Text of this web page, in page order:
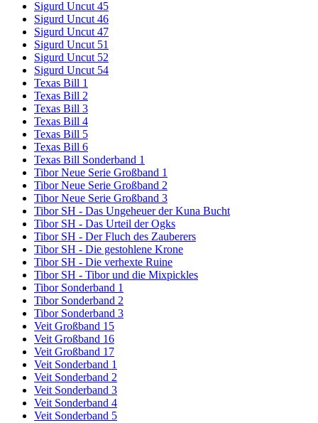
Sigurd Uncut 45
Sigurd Uncut 46
Sigurd Uncut 47
Sigurd Uncut 51
Sigurd Uncut 52
Sigurd Uncut 54
Texas Bill 1
Texas Bill 2
Texas Bill 3
Texas Bill 4
Texas Bill 5
Texas Bill 6
Texas Bill Sonderband 1
Tibor Neue Serie Großband 1
Tibor Neue Serie Großband 2
Tibor Neue Serie Großband 3
Tibor SH - Das Ungeheuer der Kuna Bucht
Tibor SH - Das Urteil der Ogks
Tibor SH - Der Fluch des Zauberers
Tibor SH - Die gestohlene Krone
Tibor SH - Die verhexte Ruine
Tibor SH - Tibor und die Mixpickles
Tibor Sonderband 1
Tibor Sonderband 2
Tibor Sonderband 3
Veit Großband 15
Veit Großband 16
Veit Großband 17
Veit Sonderband 1
Veit Sonderband 2
Veit Sonderband 3
Veit Sonderband 4
Veit Sonderband 5